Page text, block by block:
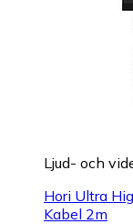
Ljud- och
Hori Ultra
Kabel 2m